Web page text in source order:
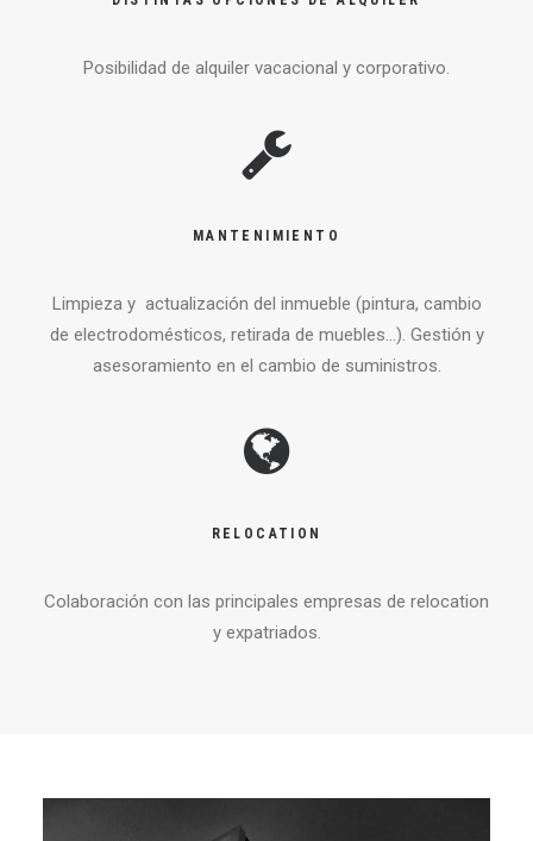
Posibilidad de alquiler vacacional y corporativo.
MANTENIMIENTO
Limpieza y actualización del inmueble (pintura, cambio
de electrodomésticos, retirada de muebles…). Gestión y
asesoramiento en el cambio de suministros.
RELOCATION
Colaboración con las principales empresas de relocation
y expatriados.